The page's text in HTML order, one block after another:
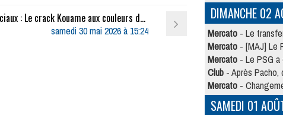
Rés. sociaux : Le crack Kouame aux couleurs du PSG avant son match à Roland-Garros
samedi 30 mai 2026 à 15:24
DIMANCHE 02
Mercato - Le
Mercato - [MAJ] Le
Mercato - Le PSG a
Club - Après
Mercato -
SAMEDI 01